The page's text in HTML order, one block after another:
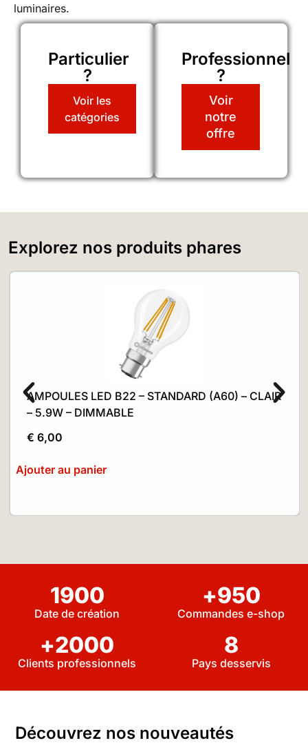
luminaires.
Particulier
?
Voir les
catégories
Professionnel
?
Voir
notre
offre
Explorez nos produits phares
AMPOULES LED B22 – STANDARD (A60) – CLAIR
– 5.9W – DIMMABLE
€ 6,00
Ajouter au panier
Date de création
1900
Commandes e-shop
+950
Clients professionnels
+2000
Pays desservis
8
Découvrez nos nouveautés